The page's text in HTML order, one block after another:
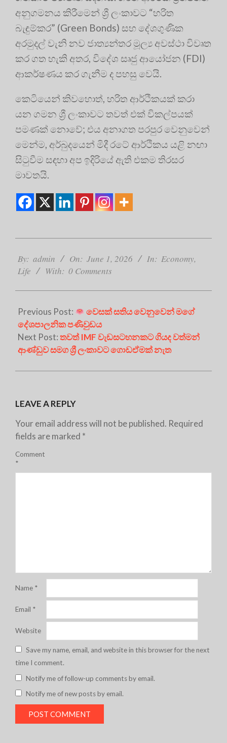
අනුගමනය කිරීමෙන් ශ්‍රී ලංකාවට “හරිත
බැඳුම්කර” (Green Bonds) සහ දේශගුණික
අරමුදල් වැනි නව ජාත්‍යන්තර මූල්‍ය අවස්ථා විවෘත
කර ගත හැකි අතර, විදේශ සෘජු ආයෝජන (FDI)
ආකර්ෂණය කර ගැනීම ද පහසු වෙයි.
කෙටියෙන් කිවහොත්, හරිත ආර්ථිකයක් කරා
යන ගමන ශ්‍රී ලංකාවට තවත් එක් විකල්පයක්
පමණක් නොවේ; එය අනාගත පරපුර වෙනුවෙන්
මෙන්ම, අර්බුදයෙන් මිදී රටේ ආර්ථිකය යළි නඟා
සිටුවීම සඳහා අප ඉදිරියේ ඇති එකම තිරසර
මාවතයි.
06-
01
By: admin On: June 1, 2026 In: Economy,
Life
With: 0 Comments
Previous Post:
වෙසක් සතිය වෙනුවෙන් මගේ
දේශපාලනික පණිවුඩය
Next Post:තවත් IMF වැඩසටහනකට ගියද වත්මන්
ආණ්ඩුව සමග ශ්‍රී ලංකාවට ගොඩඒමක් නැත
LEAVE A REPLY
Your email address will not be published. Required
fields are marked *
Comment
*
Name *
Email *
Website
Save my name, email, and website in this browser for the next
time I comment.
Notify me of follow-up comments by email.
Notify me of new posts by email.